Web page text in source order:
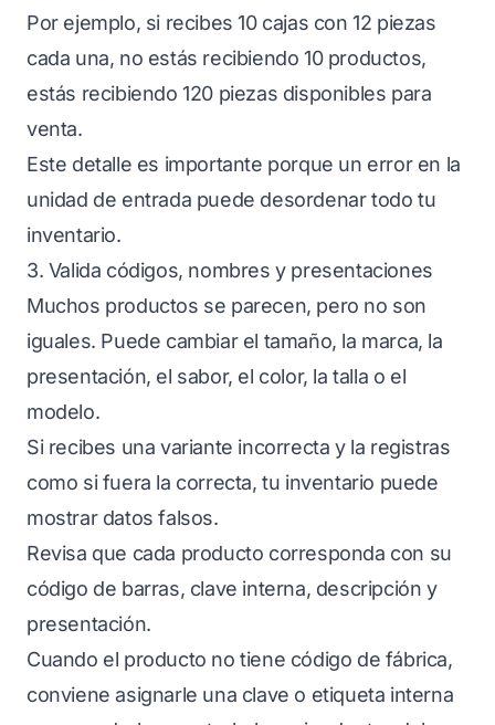
Por ejemplo, si recibes 10 cajas con 12 piezas
cada una, no estás recibiendo 10 productos,
estás recibiendo 120 piezas disponibles para
venta.
Este detalle es importante porque un error en la
unidad de entrada puede desordenar todo tu
inventario.
3. Valida códigos, nombres y presentaciones
Muchos productos se parecen, pero no son
iguales. Puede cambiar el tamaño, la marca, la
presentación, el sabor, el color, la talla o el
modelo.
Si recibes una variante incorrecta y la registras
como si fuera la correcta, tu inventario puede
mostrar datos falsos.
Revisa que cada producto corresponda con su
código de barras, clave interna, descripción y
presentación.
Cuando el producto no tiene código de fábrica,
conviene asignarle una clave o etiqueta interna